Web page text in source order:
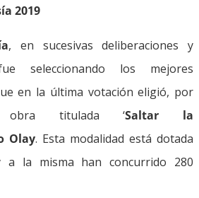
2019
, en sucesivas deliberaciones y
seleccionando los mejores
en la última votación eligió, por
obra titulada ‘Saltar la
Olay. Esta modalidad está dotada
a la misma han concurrido 280